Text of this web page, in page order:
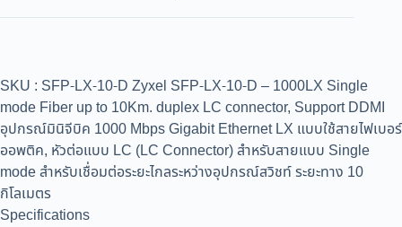
SKU : SFP-LX-10-D Zyxel SFP-LX-10-D – 1000LX Single
mode Fiber up to 10Km. duplex LC connector, Support DDMI
อุปกรณ์มินิจีบิค 1000 Mbps Gigabit Ethernet LX แบบใช้สายไฟเบอร์
ออพติค, หัวต่อแบบ LC (LC Connector) สำหรับสายแบบ Single
mode สำหรับเชื่อมต่อระยะไกลระหว่างอุปกรณ์สวิชท์ ระยะทาง 10
กิโลเมตร
Specifications